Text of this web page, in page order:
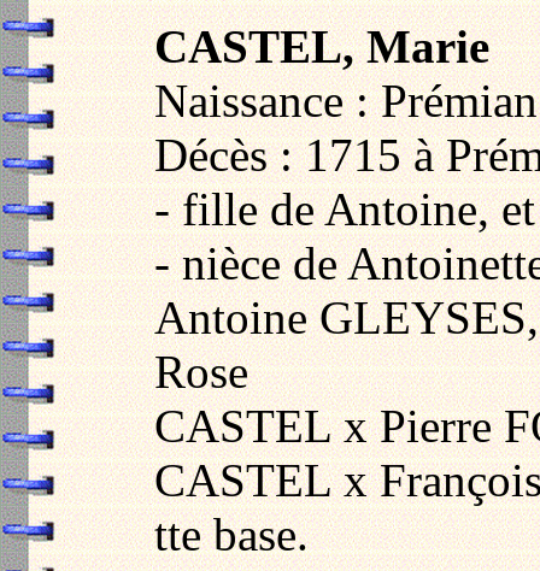
CASTEL, Marie
Naissance :
Décès : 1715 à
- fille de Antoine,
- nièce de
Antoine
Rose
CASTEL x Pierre
CASTEL x
tte base.